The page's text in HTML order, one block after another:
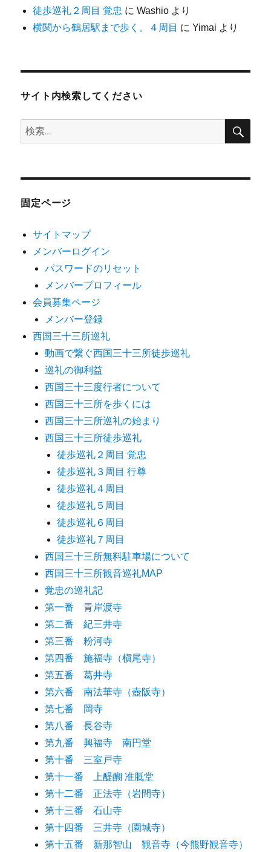
徒歩巡礼２周目 覚忠 にWashio より
横関から鶴居駅まで歩く。４周目 にYimai より
サイト内検索してください
検
索:
検
固定ページ
サイトマップ
メンバーログイン
パスワードのリセット
メンバープロフィール
会員募集ページ
メンバー登録
西国三十三所巡礼
動画で繋ぐ西国三十三所徒歩巡礼
巡礼の御利益
西国三十三度行者について
西国三十三所を歩くには
西国三十三所巡礼の始まり
西国三十三所徒歩巡礼
徒歩巡礼２周目 覚忠
徒歩巡礼３周目 行尊
徒歩巡礼４周目
徒歩巡礼５周目
徒歩巡礼６周目
徒歩巡礼７周目
西国三十三所無料駐車場について
西国三十三所観音巡礼MAP
覚忠の巡礼記
第一番 青岸渡寺
第二番 紀三井寺
第三番 粉河寺
第四番 施福寺（槇尾寺）
第五番 葛井寺
第六番 南法華寺（壺阪寺）
第七番 岡寺
第八番 長谷寺
第九番 興福寺 南円堂
第十番 三室戸寺
第十一番 上醍醐 准胝堂
第十二番 正法寺（岩間寺）
第十三番 石山寺
第十四番 三井寺（園城寺）
第十五番 新那智山 観音寺（今熊野観音寺）